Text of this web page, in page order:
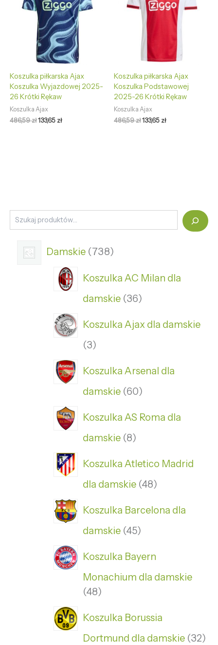
Damskie 738
Koszulka AC Milan dla
damskie 36
Koszulka Ajax dla damskie
3
Koszulka Arsenal dla
damskie 60
Koszulka AS Roma dla
damskie 8
Koszulka Atletico Madrid
dla damskie 48
Koszulka Barcelona dla
damskie 45
Koszulka Bayern
Monachium dla damskie
48
Koszulka Borussia
Dortmund dla damskie 32
Koszulka piłkarska Ajax
Koszulka Wyjazdowej 2025-
26 Krótki Rękaw
Koszulka Ajax
486,59zł133,65 zł
Koszulka piłkarska Ajax
Koszulka Podstawowej
2025-26 Krótki Rękaw
Koszulka Ajax
486,59zł133,65 zł